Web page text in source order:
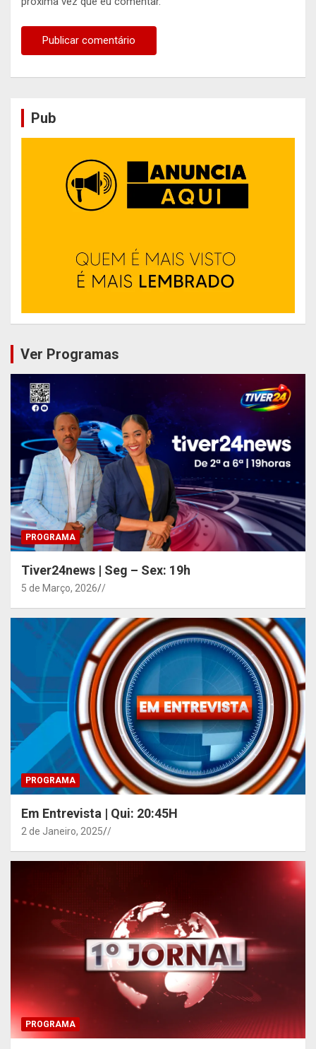
Pub
Ver Programas
PROGRAMA
Tiver24news | Seg – Sex: 19h
5 de Março, 2026 /
PROGRAMA
Em Entrevista | Qui: 20:45H
2 de Janeiro, 2025 /
PROGRAMA